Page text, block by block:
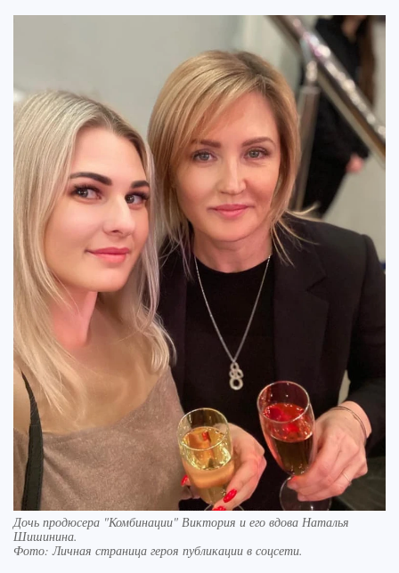
Дочь продюсера "Комбинации" Виктория и его вдова Наталья
Шишинина.
Фото:Личная страница героя публикации в соцсети.